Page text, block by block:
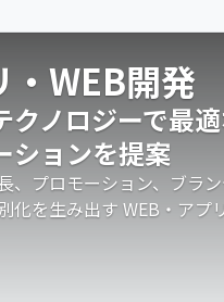
・WEB開発
クノロジーで最
ションを提案
、プロモーション、ブラ
化を生み出す WEB・ア